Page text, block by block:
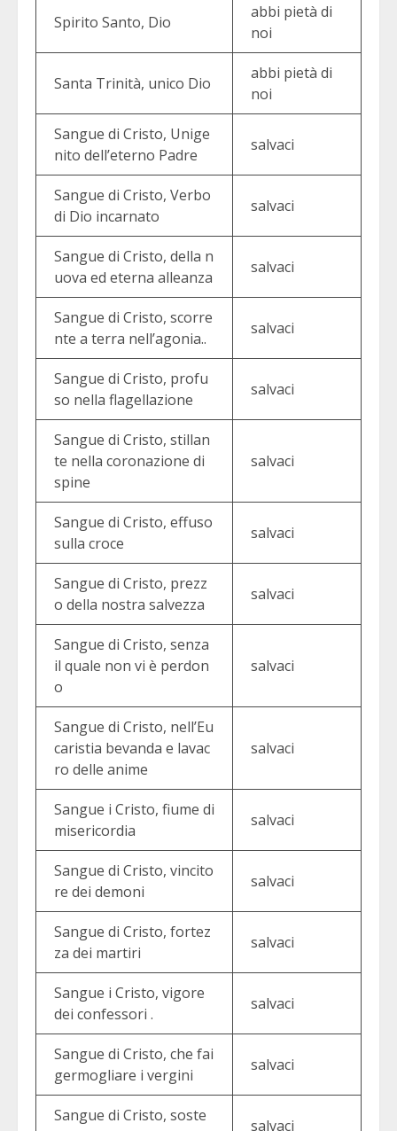
Spirito Santo, Dio
abbi pietà di
noi
Santa Trinità, unico Dio
abbi pietà di
noi
Sangue di Cristo, Unige
nito dell’eterno Padre
salvaci
Sangue di Cristo, Verbo
di Dio incarnato
salvaci
Sangue di Cristo, della n
uova ed eterna alleanza
salvaci
Sangue di Cristo, scorre
nte a terra nell’agonia..
salvaci
Sangue di Cristo, profu
so nella flagellazione
salvaci
Sangue di Cristo, stillan
te nella coronazione di
spine
salvaci
Sangue di Cristo, effuso
sulla croce
salvaci
Sangue di Cristo, prezz
o della nostra salvezza
salvaci
Sangue di Cristo, senza
il quale non vi è perdon
o
salvaci
Sangue di Cristo, nell’Eu
caristia bevanda e lavac
ro delle anime
salvaci
Sangue i Cristo, fiume di
misericordia
salvaci
Sangue di Cristo, vincito
re dei demoni
salvaci
Sangue di Cristo, fortez
za dei martiri
salvaci
Sangue i Cristo, vigore
dei confessori .
salvaci
Sangue di Cristo, che fai
germogliare i vergini
salvaci
Sangue di Cristo, soste
salvaci